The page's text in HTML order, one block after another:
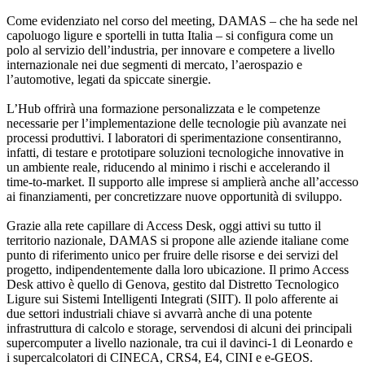
Come evidenziato nel corso del meeting, DAMAS – che ha sede nel
capoluogo ligure e sportelli in tutta Italia – si configura come un
polo al servizio dell’industria, per innovare e competere a livello
internazionale nei due segmenti di mercato, l’aerospazio e
l’automotive, legati da spiccate sinergie.
L’Hub offrirà una formazione personalizzata e le competenze
necessarie per l’implementazione delle tecnologie più avanzate nei
processi produttivi. I laboratori di sperimentazione consentiranno,
infatti, di testare e prototipare soluzioni tecnologiche innovative in
un ambiente reale, riducendo al minimo i rischi e accelerando il
time-to-market. Il supporto alle imprese si amplierà anche all’accesso
ai finanziamenti, per concretizzare nuove opportunità di sviluppo.
Grazie alla rete capillare di Access Desk, oggi attivi su tutto il
territorio nazionale, DAMAS si propone alle aziende italiane come
punto di riferimento unico per fruire delle risorse e dei servizi del
progetto, indipendentemente dalla loro ubicazione. Il primo Access
Desk attivo è quello di Genova, gestito dal Distretto Tecnologico
Ligure sui Sistemi Intelligenti Integrati (SIIT). Il polo afferente ai
due settori industriali chiave si avvarrà anche di una potente
infrastruttura di calcolo e storage, servendosi di alcuni dei principali
supercomputer a livello nazionale, tra cui il davinci-1 di Leonardo e
i supercalcolatori di CINECA, CRS4, E4, CINI e e-GEOS.